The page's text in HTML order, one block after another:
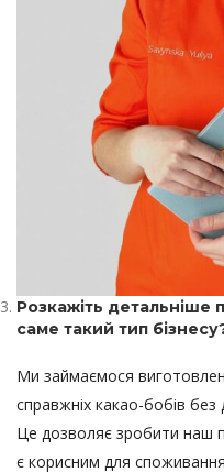
Розкажіть детальніше
саме такий тип
Ми займаємося
справжніх какао-бобів
Це дозволяє зробити наш
є корисним для